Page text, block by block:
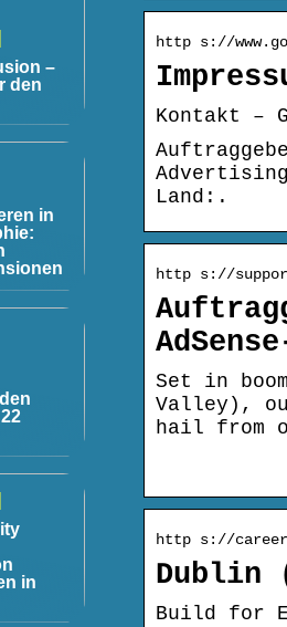
http s://
Kontakt –
Land:.
http s://
Set in
Valley),
hail from
http s://
Dublin
Build for
–
den
in
in